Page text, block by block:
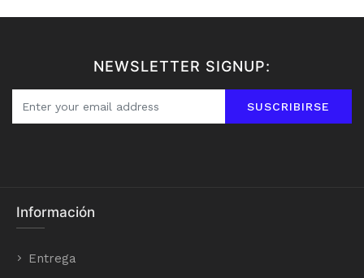
NEWSLETTER SIGNUP:
SUSCRIBIRSE
Información
Entrega